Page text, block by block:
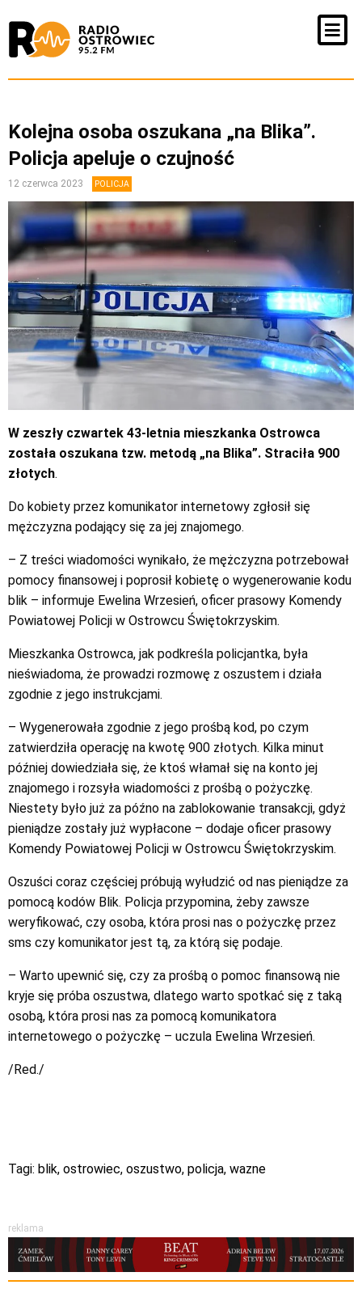
Kolejna osoba oszukana „na Blika”.
Policja apeluje o czujność
12 czerwca 2023 POLICJA
W zeszły czwartek 43-letnia mieszkanka Ostrowca
została oszukana tzw. metodą „na Blika”. Straciła 900
złotych.
Do kobiety przez komunikator internetowy zgłosił się
mężczyzna podający się za jej znajomego.
– Z treści wiadomości wynikało, że mężczyzna potrzebował
pomocy finansowej i poprosił kobietę o wygenerowanie kodu
blik – informuje Ewelina Wrzesień, oficer prasowy Komendy
Powiatowej Policji w Ostrowcu Świętokrzyskim.
Mieszkanka Ostrowca, jak podkreśla policjantka, była
nieświadoma, że prowadzi rozmowę z oszustem i działa
zgodnie z jego instrukcjami.
– Wygenerowała zgodnie z jego prośbą kod, po czym
zatwierdziła operację na kwotę 900 złotych. Kilka minut
później dowiedziała się, że ktoś włamał się na konto jej
znajomego i rozsyła wiadomości z prośbą o pożyczkę.
Niestety było już za późno na zablokowanie transakcji, gdyż
pieniądze zostały już wypłacone – dodaje oficer prasowy
Komendy Powiatowej Policji w Ostrowcu Świętokrzyskim.
Oszuści coraz częściej próbują wyłudzić od nas pieniądze za
pomocą kodów Blik. Policja przypomina, żeby zawsze
weryfikować, czy osoba, która prosi nas o pożyczkę przez
sms czy komunikator jest tą, za którą się podaje.
– Warto upewnić się, czy za prośbą o pomoc finansową nie
kryje się próba oszustwa, dlatego warto spotkać się z taką
osobą, która prosi nas za pomocą komunikatora
internetowego o pożyczkę – uczula Ewelina Wrzesień.
/Red./
Tagi: blik, ostrowiec, oszustwo, policja, wazne
reklama